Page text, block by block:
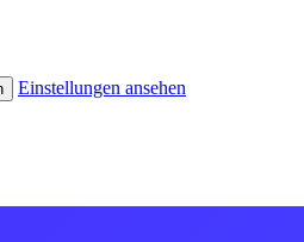
Einstellungen ansehen